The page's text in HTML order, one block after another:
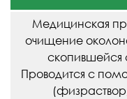
Медицинская
очищение
скопившейся
Проводится с